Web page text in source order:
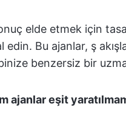
elde etmek için
edin. Bu ajanlar, ş
benzersiz bir
ajanlar eşit